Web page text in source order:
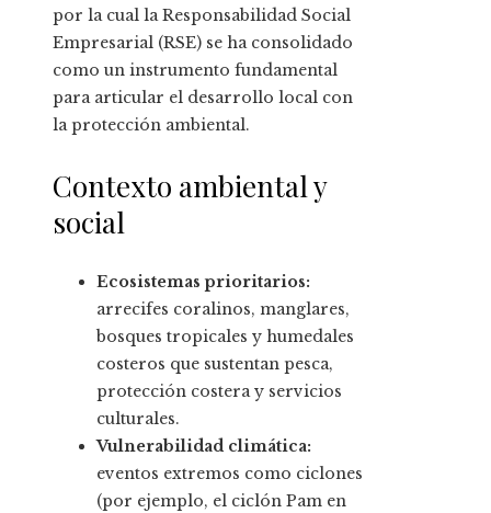
por la cual la Responsabilidad Social
Empresarial (RSE) se ha consolidado
como un instrumento fundamental
para articular el desarrollo local con
la protección ambiental.
Contexto ambiental y
social
Ecosistemas prioritarios:
arrecifes coralinos, manglares,
bosques tropicales y humedales
costeros que sustentan pesca,
protección costera y servicios
culturales.
Vulnerabilidad climática:
eventos extremos como ciclones
(por ejemplo, el ciclón Pam en